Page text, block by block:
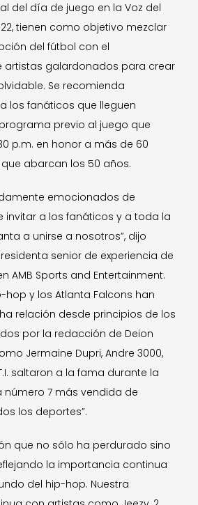
del día de juego en la Voz del
tienen como objetivo mezclar
del fútbol con el
artistas galardonados para crear
Se recomienda
los fanáticos que lleguen
previo al juego que
p.m. en honor a más de 60
abarcan los 50 años.
emocionados de
invitar a los fanáticos y a toda la
a unirse a nosotros”, dijo
senior de experiencia de
AMB Sports and Entertainment.
hop y los Atlanta Falcons han
relación desde principios de los
por la redacción de Deion
Jermaine Dupri, Andre 3000,
saltaron a la fama durante la
7 más vendida de
los deportes”.
que no sólo ha perdurado sino
la importancia continua
del hip-hop. Nuestra